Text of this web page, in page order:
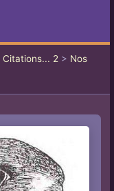
Citations... 2 > Nos